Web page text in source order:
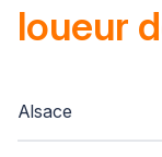
loueur
Alsace